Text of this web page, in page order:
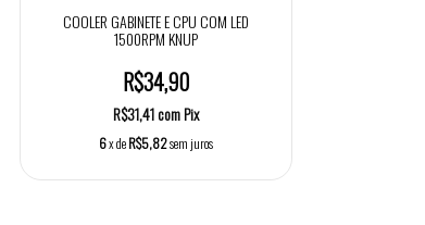
COOLER GABINETE E CPU COM LED
1500RPM KNUP
R$34,90
R$31,41comPix
6x deR$5,82sem juros